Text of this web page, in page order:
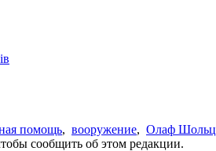
помощь, вооружение, Олаф Шольц
сообщить об этом редакции.